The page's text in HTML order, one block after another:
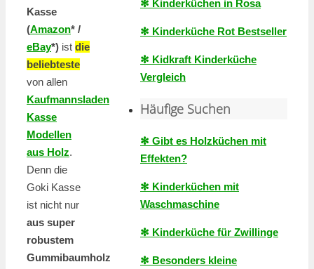
Kasse
(Amazon* /
eBay*) ist die
beliebteste
von allen
Kaufmannsladen
Kasse
Modellen
aus Holz.
Denn die
Goki Kasse
ist nicht nur
aus super
robustem
Gummibaumholz
✻ Kinderküchen in Rosa
✻ Kinderküche Rot Bestseller
✻ Kidkraft Kinderküche
Vergleich
Häufige Suchen
✻ Gibt es Holzküchen mit
Effekten?
✻ Kinderküchen mit
Waschmaschine
✻ Kinderküche für Zwillinge
✻ Besonders kleine